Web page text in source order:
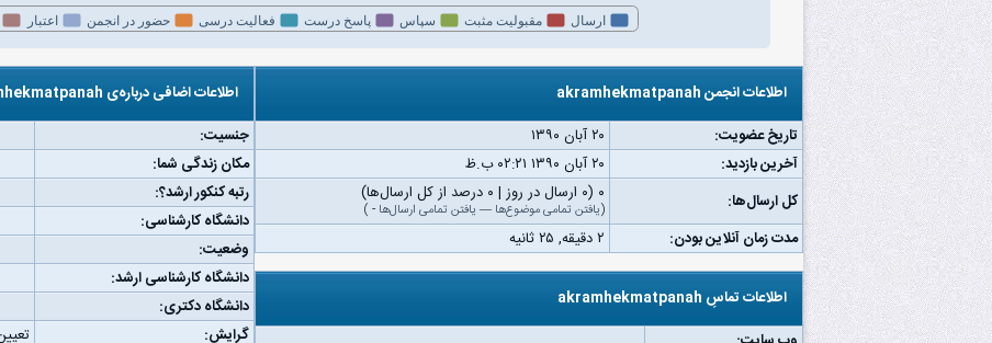
ارسال مقبولیت مثبت سپاس پاسخ درست فعالیت درسی حضور در انجمن اعتبار
اطلاعات انجمن akramhekmatpanah
تاریخ عضویت:
۲۰ آبان ۱۳۹۰
آخرین بازدید:
۲۰ آبان ۱۳۹۰ ۰۲:۲۱ ب.ظ
کل ارسال‌ها:
۰ (۰ ارسال در روز | ۰ درصد از کل ارسال‌ها)
(یافتن تمامی موضوع‌ها — یافتن تمامی ارسال‌ها -
)
مدت زمان آنلاین بودن: ۲ دقیقه, ۲۵ ثانیه
اطلاعات تماسِ akramhekmatpanah
اطلاعات اضافی درباره‌ی akramhekmatpanah
جنسیت:
مکان زندگی شما:
رتبه کنکور ارشد؟:
دانشگاه کارشناسی:
وضعیت:
دانشگاه کارشناسی ارشد:
دانشگاه دکتری:
گرایش: